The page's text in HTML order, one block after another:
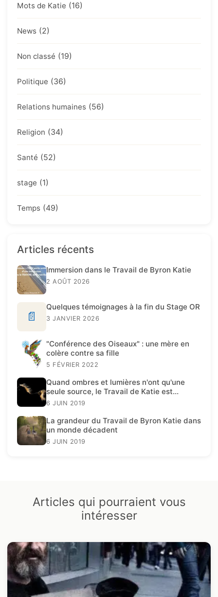
Mots de Katie (16)
News (2)
Non classé (19)
Politique (36)
Relations humaines (56)
Religion (34)
Santé (52)
stage (1)
Temps (49)
Articles récents
Immersion dans le Travail de Byron Katie
2 AOÛT 2026
📄
Quelques témoignages à la fin du Stage OR
3 JANVIER 2026
"Conférence des Oiseaux" : une mère en
colère contre sa fille
5 FÉVRIER 2022
Quand ombres et lumières n'ont qu'une
seule source, le Travail de Katie est
présent.
6 JUIN 2019
La grandeur du Travail de Byron Katie dans
un monde décadent
6 JUIN 2019
Articles qui pourraient vous
intéresser